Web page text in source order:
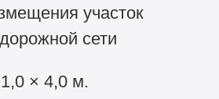
участок
сети
× 4,0 м.